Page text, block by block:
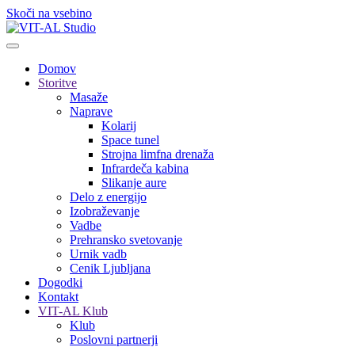
Skoči na vsebino
Domov
Storitve
Masaže
Naprave
Kolarij
Space tunel
Strojna limfna drenaža
Infrardeča kabina
Slikanje aure
Delo z energijo
Izobraževanje
Vadbe
Prehransko svetovanje
Urnik vadb
Cenik Ljubljana
Dogodki
Kontakt
VIT-AL Klub
Klub
Poslovni partnerji